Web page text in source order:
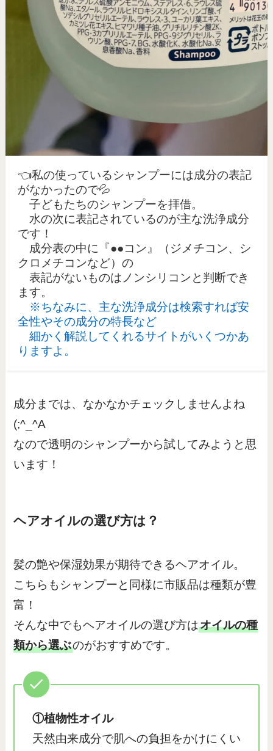
👈私の使っているシャンプーには成分の表記
がなかったので💦
子どもたちのシャンプーを拝借。
水の次に表記されているのが主な洗浄成分
です！
成分表の中に『●●コン』（ジメチコン、シ
クロメチコンなど）の
表記がないものはノンシリコンと判断でき
ます。
※ちなみに、主な洗浄成分は検索すれば安
全性やその成分の特長など
細かく解説してくれるサイトがいくつかあ
りますよ。
成分までは、なかなかチェックしませんよね
(;^_^A
なので透明のシャンプーから試してみようと思
います！
ヘアオイルの選び方は？
髪の艶や保湿効果が期待できるヘアオイル。
こちらもシャンプーと同様に市販品は種類が豊
富！
そんな中でもヘアオイルの選び方はオイルの種
類から選ぶのがおすすめです。
①植物性オイル
天然由来成分で肌への負担をかけにくい